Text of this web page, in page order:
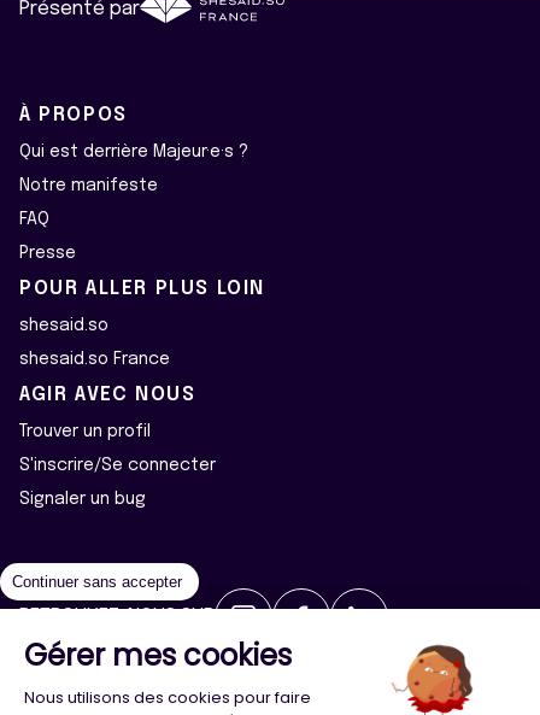
Présenté par
À PROPOS
Qui est derrière Majeur·e·s ?
Notre manifeste
FAQ
Presse
POUR ALLER PLUS LOIN
shesaid.so
shesaid.so France
AGIR AVEC NOUS
Trouver un profil
S'inscrire/Se connecter
Signaler un bug
2026 ©Majeur·e·s - Tous droits réservés
Politique de confidentialité
Continuer sans accepter
Gérer mes cookies
Nous utilisons des cookies pour faire